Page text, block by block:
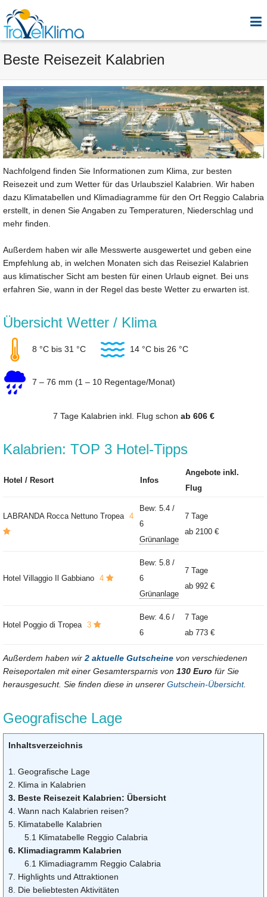
Beste Reisezeit Kalabrien
Nachfolgend finden Sie Informationen zum Klima, zur besten
Reisezeit und zum Wetter für das Urlaubsziel Kalabrien. Wir haben
dazu Klimatabellen und Klimadiagramme für den Ort Reggio Calabria
erstellt, in denen Sie Angaben zu Temperaturen, Niederschlag und
mehr finden.
Außerdem haben wir alle Messwerte ausgewertet und geben eine
Empfehlung ab, in welchen Monaten sich das Reiseziel Kalabrien
aus klimatischer Sicht am besten für einen Urlaub eignet. Bei uns
erfahren Sie, wann in der Regel das beste Wetter zu erwarten ist.
Übersicht Wetter / Klima
8 °C bis 31 °C 14 °C bis 26 °C
7 – 76 mm (1 – 10 Regentage/Monat)
7 Tage Kalabrien inkl. Flug schon ab 606 €
Kalabrien: TOP 3 Hotel-Tipps
Hotel / Resort Infos
Angebote inkl.
Flug
LABRANDA Rocca Nettuno Tropea 4
Bew: 5.4 /
6
Grünanlage
7 Tage
ab 2100 €
Hotel Villaggio Il Gabbiano 4
Bew: 5.8 /
6
Grünanlage
7 Tage
ab 992 €
Hotel Poggio di Tropea 3
Bew: 4.6 /
6
7 Tage
ab 773 €
Außerdem haben wir2 aktuelle Gutscheine von verschiedenen
Reiseportalen mit einer Gesamtersparnis von 130 Euro für Sie
herausgesucht. Sie finden diese in unserer Gutschein-Übersicht.
Geografische Lage
Inhaltsverzeichnis
1. Geografische Lage
2. Klima in Kalabrien
3. Beste Reisezeit Kalabrien: Übersicht
4. Wann nach Kalabrien reisen?
5. Klimatabelle Kalabrien
5.1 Klimatabelle Reggio Calabria
6. Klimadiagramm Kalabrien
6.1 Klimadiagramm Reggio Calabria
7. Highlights und Attraktionen
8. Die beliebtesten Aktivitäten